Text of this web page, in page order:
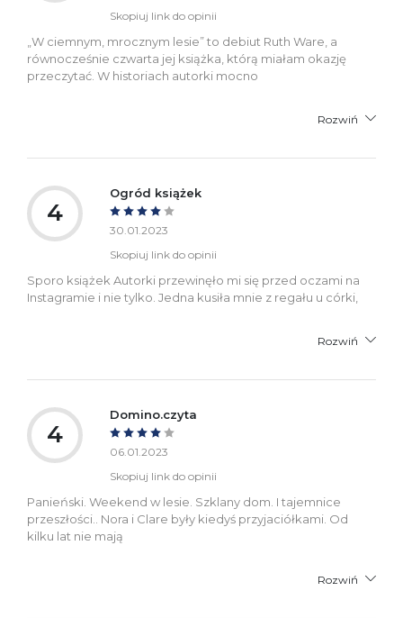
Skopiuj link do opinii
„W ciemnym, mrocznym lesie” to debiut Ruth Ware, a
równocześnie czwarta jej książka, którą miałam okazję
przeczytać. W historiach autorki mocno
Rozwiń
4
Ogród książek
30.01.2023
Skopiuj link do opinii
Sporo książek Autorki przewinęło mi się przed oczami na
Instagramie i nie tylko. Jedna kusiła mnie z regału u córki,
Rozwiń
4
Domino.czyta
06.01.2023
Skopiuj link do opinii
Panieński. Weekend w lesie. Szklany dom. I tajemnice
przeszłości.. Nora i Clare były kiedyś przyjaciółkami. Od
kilku lat nie mają
Rozwiń